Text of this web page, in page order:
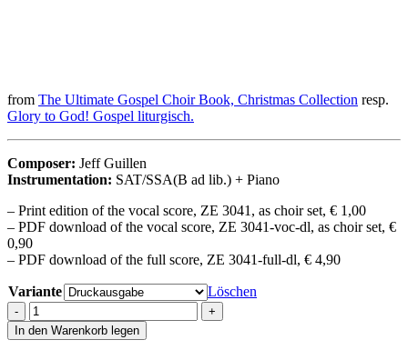
from The Ultimate Gospel Choir Book, Christmas Collection resp.
Glory to God! Gospel liturgisch.
Composer: Jeff Guillen
Instrumentation: SAT/SSA(B ad lib.) + Piano
– Print edition of the vocal score, ZE 3041, as choir set, € 1,00
– PDF download of the vocal score, ZE 3041-voc-dl, as choir set, €
0,90
– PDF download of the full score, ZE 3041-full-dl, € 4,90
Variante Löschen
-
Gloria
Hallelujah
quantity
+
In den Warenkorb legen